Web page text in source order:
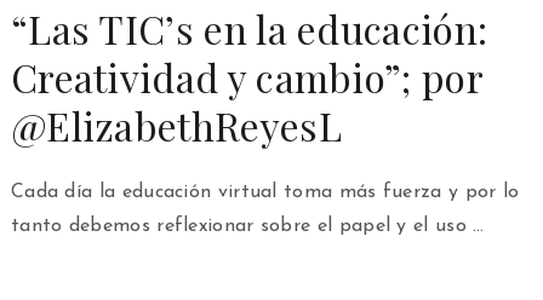
“Las TIC’s en la educación:
Creatividad y cambio”; por
@ElizabethReyesL
Cada día la educación virtual toma más fuerza y por lo
tanto debemos reflexionar sobre el papel y el uso …